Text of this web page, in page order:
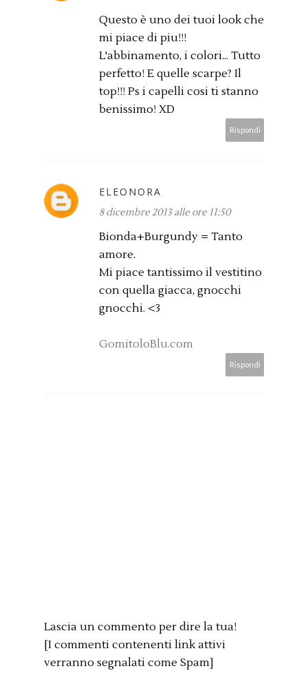
Questo è uno dei tuoi look che
mi piace di piu!!!
L'abbinamento, i colori... Tutto
perfetto! E quelle scarpe? Il
top!!! Ps i capelli cosi ti stanno
benissimo! XD
Rispondi
ELEONORA
8 dicembre 2013 alle ore 11:50
Bionda+Burgundy = Tanto
amore.
Mi piace tantissimo il vestitino
con quella giacca, gnocchi
gnocchi. <3
GomitoloBlu.com
Rispondi
Lascia un commento per dire la tua!
[I commenti contenenti link attivi
verranno segnalati come Spam]